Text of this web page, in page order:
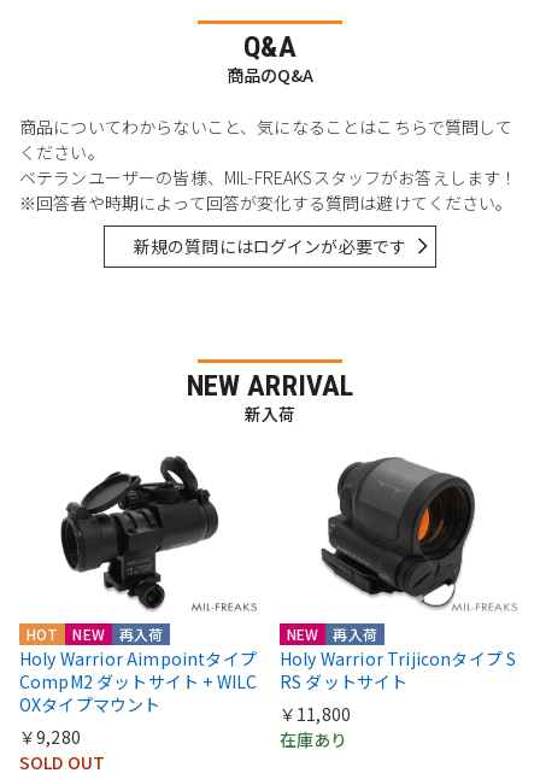
Q&A
商品のQ&A
商品についてわからないこと、気になることはこちらで質問して
ください。
ベテランユーザーの皆様、MIL-FREAKSスタッフがお答えします！
※回答者や時期によって回答が変化する質問は避けてください。
新規の質問にはログインが必要です
NEW ARRIVAL
新入荷
HOT NEW 再入荷
Holy Warrior Aimpointタイプ
CompM2 ダットサイト + WILC
OXタイプマウント
￥9,280
SOLD OUT
NEW 再入荷
Holy Warrior Trijiconタイプ S
RS ダットサイト
￥11,800
在庫あり